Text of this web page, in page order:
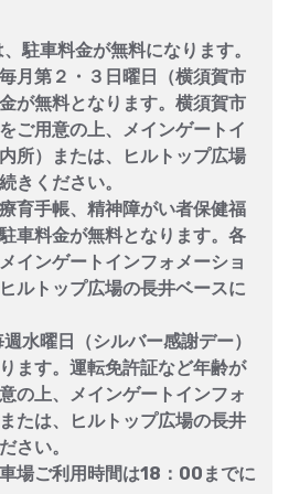
駐車料金が無料になります。
月第２・３日曜日（横須賀市
が無料となります。横須賀市
ご用意の上、メインゲートイ
所）または、ヒルトップ広場
きください。
育手帳、精神障がい者保健福
車料金が無料となります。各
インゲートインフォメーショ
ルトップ広場の長井ベースに
水曜日（シルバー感謝デー）
ます。運転免許証など年齢が
の上、メインゲートインフォ
たは、ヒルトップ広場の長井
さい。
場ご利用時間は18：00までに